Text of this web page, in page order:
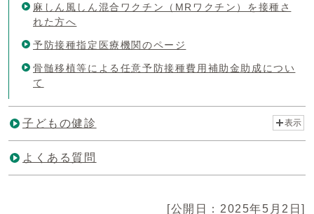
麻しん風しん混合ワクチン（MRワクチン）を接種さ
れた方へ
予防接種指定医療機関のページ
骨髄移植等による任意予防接種費用補助金助成につい
て
子どもの健診 表示
よくある質問
[公開日：2025年5月2日]